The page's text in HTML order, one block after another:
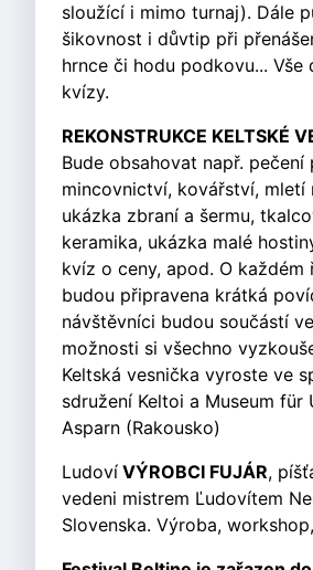
sloužící i mimo turnaj). Dále
šikovnost i důvtip při
hrnce či hodu podkovu... Vše
kvízy.
REKONSTRUKCE KELTSKÉ
Bude obsahovat např. pečení
mincovnictví, kovářství, mletí
ukázka zbraní a šermu,
keramika, ukázka malé
kvíz o ceny, apod. O každém
budou připravena krátká
návštěvníci budou součástí
možnosti si všechno
Keltská vesnička vyroste ve
sdružení Keltoi a Museum für
Asparn (Rakousko)
Ludoví VÝROBCI FUJÁR,
vedeni mistrem Ľudovítem
Slovenska. Výroba,